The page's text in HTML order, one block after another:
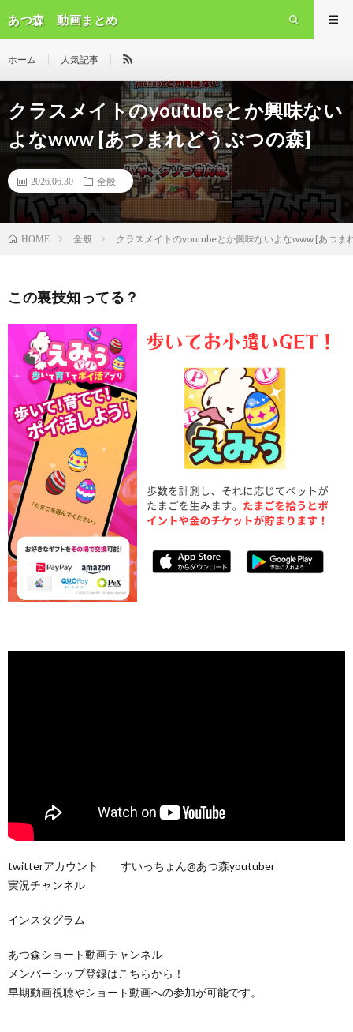
あつ森 動画まとめ
ホーム 人気記事
クラスメイトのyoutubeとか興味ない
よなwww [あつまれどうぶつの森]
2026.06.30 全般
HOME 全般 クラスメイトのyoutubeとか興味ないよなwww [あつま
この裏技知ってる？
twitterアカウント すいっちょん@あつ森youtuber
実況チャンネル
インスタグラム
あつ森ショート動画チャンネル
メンバーシップ登録はこちらから！
早期動画視聴やショート動画への参加が可能です。